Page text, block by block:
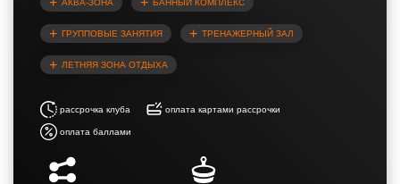
АКВА-ЗОНА БАННЫЙ КОМПЛЕКС
ГРУППОВЫЕ ЗАНЯТИЯ ТРЕНАЖЕРНЫЙ ЗАЛ
ЛЕТНЯЯ ЗОНА ОТДЫХА
рассрочка клуба оплата картами рассрочки
оплата баллами